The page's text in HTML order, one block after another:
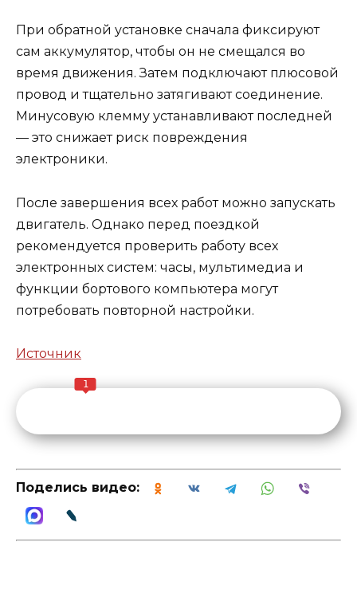
При обратной установке сначала фиксируют
сам аккумулятор, чтобы он не смещался во
время движения. Затем подключают плюсовой
провод и тщательно затягивают соединение.
Минусовую клемму устанавливают последней
— это снижает риск повреждения
электроники.
После завершения всех работ можно запускать
двигатель. Однако перед поездкой
рекомендуется проверить работу всех
электронных систем: часы, мультимедиа и
функции бортового компьютера могут
потребовать повторной настройки.
Источник
1
Поделись видео: